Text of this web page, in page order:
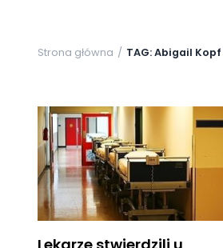
Strona główna TAG: Abigail Kopf